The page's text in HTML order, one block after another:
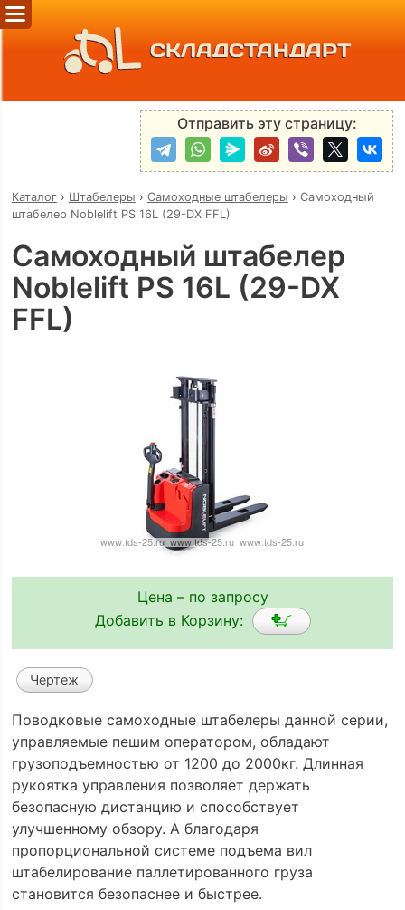
СКЛАДСТАНДАРТ
Отправить эту страницу:
Каталог› Штабелеры › Самоходные штабелеры › Самоходный
штабелер Noblelift PS 16L (29-DX FFL)
Самоходный штабелер
Noblelift PS 16L (29-DX
FFL)
Цена – по запросу
Добавить в Корзину:
Чертеж
Поводковые самоходные штабелеры данной серии,
управляемые пешим оператором, обладают
грузоподъемностью от 1200 до 2000кг. Длинная
рукоятка управления позволяет держать
безопасную дистанцию и способствует
улучшенному обзору. А благодаря
пропорциональной системе подъема вил
штабелирование паллетированного груза
становится безопаснее и быстрее.